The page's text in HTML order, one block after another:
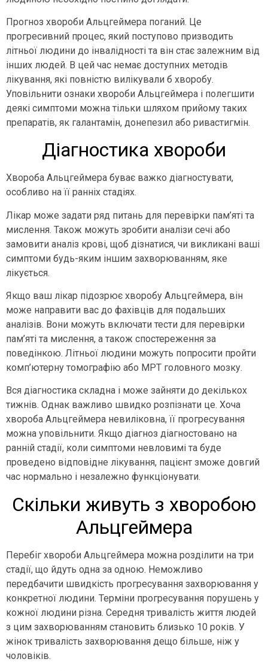
Прогноз хвороби Альцгеймера поганий. Це
прогресивний процес, який поступово призводить
літньої людини до інвалідності та він стає залежним від
інших людей. В цей час немає доступних методів
лікування, які повністю вилікували б хворобу.
Уповільнити ознаки хвороби Альцгеймера і полегшити
деякі симптоми можна тільки шляхом прийому таких
препаратів, як галантамін, донепезил або ривастигмін.
Діагностика хвороби
Хвороба Альцгеймера буває важко діагностувати,
особливо на її ранніх стадіях.
Лікар може задати ряд питань для перевірки пам’яті та
мислення. Також можуть зробити аналізи сечі або
замовити аналіз крові, щоб дізнатися, чи викликані ваші
симптоми будь-яким іншим захворюванням, яке
лікується.
Якщо ваш лікар підозрює хворобу Альцгеймера, він
може направити вас до фахівців для подальших
аналізів. Вони можуть включати тести для перевірки
пам’яті та мислення, а також спостереження за
поведінкою. Літньої людини можуть попросити пройти
комп’ютерну томографію або МРТ головного мозку.
Вся діагностика складна і може зайняти до декількох
тижнів. Однак важливо швидко розпізнати це. Хоча
хвороба Альцгеймера невиліковна, її прогресування
можна уповільнити. Якщо діагноз діагностовано на
ранній стадії, коли симптоми невловимі та буде
проведено відповідне лікування, пацієнт зможе довгий
час нормально і незалежно функціонувати.
Скільки живуть з хворобою
Альцгеймера
Перебіг хвороби Альцгеймера можна розділити на три
стадії, що йдуть одна за одною. Неможливо
передбачити швидкість прогресування захворювання у
конкретної людини. Терміни прогресування порушень у
кожної людини різна. Середня тривалість життя людей
з цим захворюванням становить близько 10 років. У
жінок тривалість захворювання дещо більше, ніж у
чоловіків.